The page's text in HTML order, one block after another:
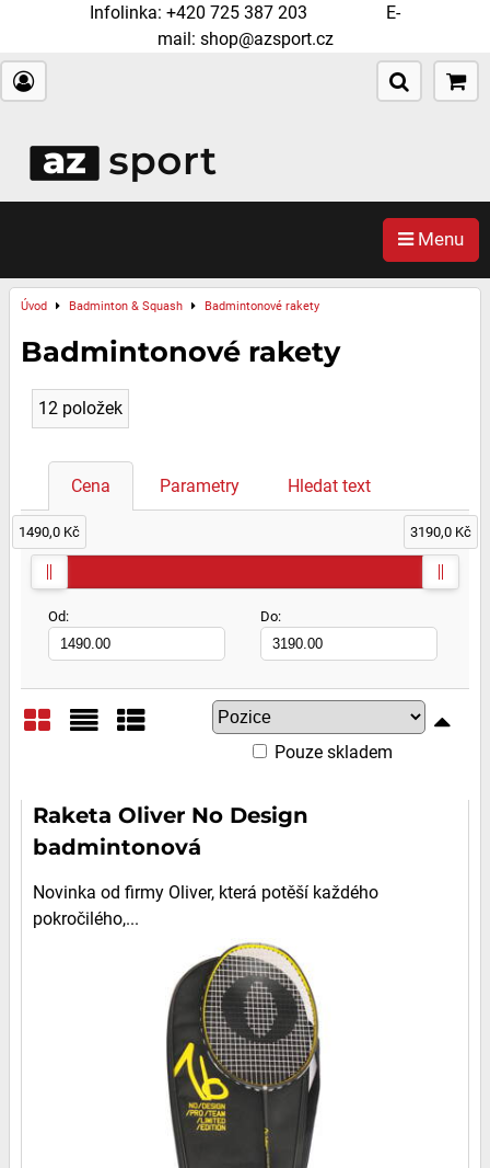
Infolinka: +420 725 387 203 E-
mail: shop@azsport.cz
Menu
Úvod Badminton & Squash Badmintonové rakety
Badmintonové rakety
12 položek
Cena Parametry Hledat text
Od: Do:
1490,0 Kč 3190,0 Kč
Pouze skladem
Raketa Oliver No Design
badmintonová
Novinka od firmy Oliver, která potěší každého
pokročilého,...